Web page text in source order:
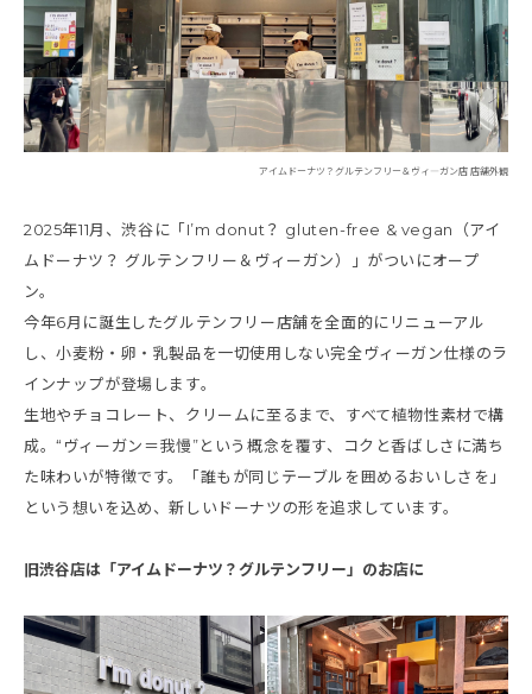
アイムドーナツ？グルテンフリー＆ヴィ―ガン店 店舗外観
2025年11月、渋谷に「I’m donut？ gluten-free & vegan（アイ
ムドーナツ？ グルテンフリー＆ヴィーガン）」がついにオープ
ン。
今年6月に誕生したグルテンフリー店舗を全面的にリニューアル
し、小麦粉・卵・乳製品を一切使用しない完全ヴィーガン仕様のラ
インナップが登場します。
生地やチョコレート、クリームに至るまで、すべて植物性素材で構
成。“ヴィーガン＝我慢”という概念を覆す、コクと香ばしさに満ち
た味わいが特徴です。「誰もが同じテーブルを囲めるおいしさを」
という想いを込め、新しいドーナツの形を追求しています。
旧渋谷店は「アイムドーナツ？グルテンフリー」のお店に